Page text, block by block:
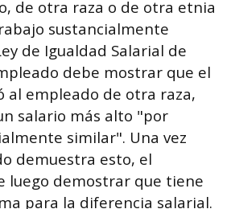
de otra raza o de otra etnia
sustancialmente
de Igualdad Salarial de
debe mostrar que el
al empleado de otra raza,
salario más alto "por
similar". Una vez
demuestra esto, el
luego demostrar que tiene
para la diferencia salarial.